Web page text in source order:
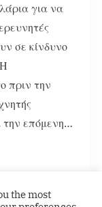
για να
σε κίνδυνο
πριν την
την επόμενη…
the most